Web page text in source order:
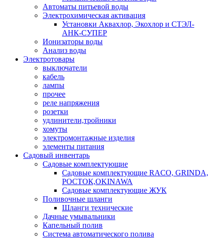
Автоматы питьевой воды
Электрохимическая активация
Установки Аквахлор, Экохлор и СТЭЛ-
АНК-СУПЕР
Ионизаторы воды
Анализ воды
Электротовары
выключатели
кабель
лампы
прочее
реле напряжения
розетки
удлинители,тройники
хомуты
электромонтажные изделия
элементы питания
Садовый инвентарь
Садовые комплектующие
Садовые комплектующие RACO, GRINDA,
РОСТОК,OKINAWA
Садовые комплектующие ЖУК
Поливочные шланги
Шланги технические
Дачные умывальники
Капельный полив
Система автоматического полива